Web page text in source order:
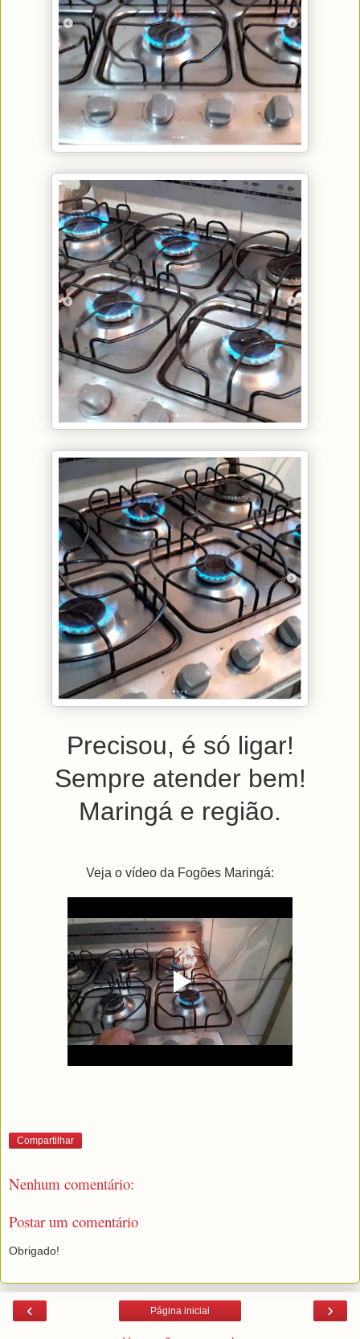
Precisou, é só ligar!
Sempre atender bem!
Maringá e região.
Veja o vídeo da Fogões Maringá:
Compartilhar
Nenhum comentário:
Postar um comentário
Obrigado!
‹ ›
Página inicial